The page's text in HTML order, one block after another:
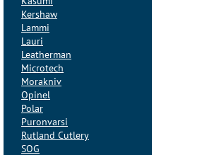
Kershaw
Lammi
Lauri
Leatherman
Microtech
Morakniv
Opinel
Polar
Puronvarsi
Rutland Cutlery
SOG